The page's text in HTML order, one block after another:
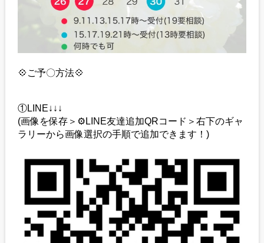
💠ご予〇方法💠
①LINE↓↓↓
(画像を保存＞⚙️LINE友達追加QRコード＞右下のギャ
ラリーから画像選択の手順で追加できます！)